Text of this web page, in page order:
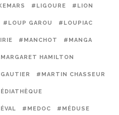
#LIGOURE #LION
#LOUP GAROU #LOUPIAC
#MANCHOT #MANGA
HAMILTON
#MARTIN CHASSEUR
#MEDOC #MÉDUSE